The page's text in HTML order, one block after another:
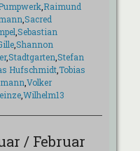
, Raimund
Sacred
Sebastian
,Shannon
,Stadtgarten Stefan
Hufschmidt,Tobias
Volker
,Wilhelm13
/ Februar